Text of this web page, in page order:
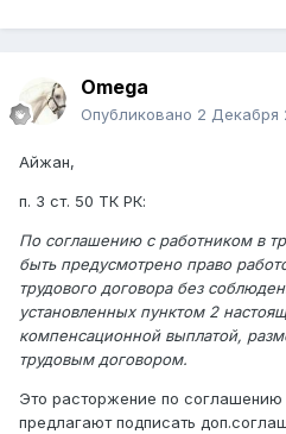
Omega
Опубликовано 2 Декабря
Айжан,
п. 3 ст. 50 ТК РК:
По соглашению с работником в
быть предусмотрено право
трудового договора без
установленных пунктом 2
компенсационной выплатой,
трудовым договором.
Это расторжение по
предлагают подписать